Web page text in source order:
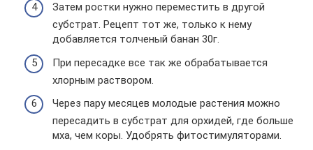
Затем ростки нужно переместить в другой
субстрат. Рецепт тот же, только к нему
добавляется толченый банан 30г.
При пересадке все так же обрабатывается
хлорным раствором.
Через пару месяцев молодые растения можно
пересадить в субстрат для орхидей, где больше
мха, чем коры. Удобрять фитостимуляторами.